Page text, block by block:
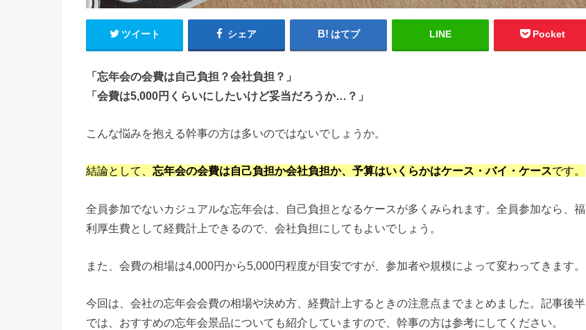
ツイート シェア はてブ LINE Pocket
「忘年会の会費は自己負担？会社負担？」
「会費は5,000円くらいにしたいけど妥当だろうか…？」
こんな悩みを抱える幹事の方は多いのではないでしょうか。
結論として、 忘年会の会費は自己負担か会社負担か、予算はいくらかはケース・バイ・ケースです。
全員参加でないカジュアルな忘年会は、自己負担となるケースが多くみられます。全員参加なら、福
利厚生費として経費計上できるので、会社負担にしてもよいでしょう。
また、会費の相場は4,000円から5,000円程度が目安ですが、参加者や規模によって変わってきます。
今回は、会社の忘年会会費の相場や決め方、経費計上するときの注意点までまとめました。記事後半
では、おすすめの忘年会景品についても紹介していますので、幹事の方は参考にしてください。